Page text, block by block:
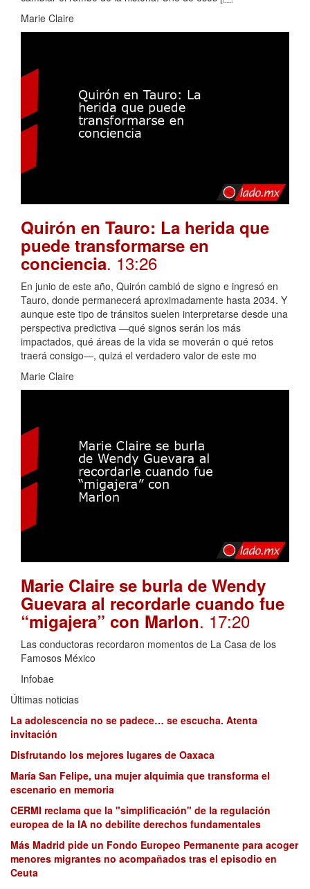
Marie Claire
Quirón en Tauro: La herida que
puede transformarse en
conciencia. 13:26
En junio de este año, Quirón cambió de signo e ingresó en
Tauro, donde permanecerá aproximadamente hasta 2034. Y
aunque este tipo de tránsitos suelen interpretarse desde una
perspectiva predictiva —qué signos serán los más
impactados, qué áreas de la vida se moverán o qué retos
traerá consigo—, quizá el verdadero valor de este mo
Marie Claire
Marie Claire se burla de Wendy
Guevara al recordarle cuando fue
“migajera” con Marlon. 17:20
Las conductoras recordaron momentos de La Casa de los
Famosos México
Infobae
Últimas noticias
La adolescencia no se padece… se escucha. Atenta
invitación
Disfrutando los mejores lugares de Oaxaca
María San Felipe, una mujer alquimia que transforma el
escenario en memoria
CERMI reclama que la "simplificación" de la regulación
europea de la IA no debilite derechos fundamentales
Más Madrid pide un Fondo Europeo Permanente para acoger
menores migrantes no acompañados tras el episodio en
Ceuta